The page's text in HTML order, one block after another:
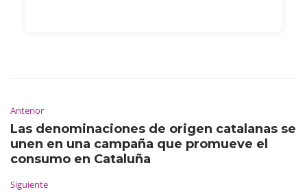
Anterior
Las denominaciones de origen catalanas se
unen en una campaña que promueve el
consumo en Cataluña
Siguiente